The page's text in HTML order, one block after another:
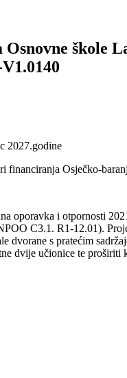
škole
2027.godine
Osječko-
oporavka i otpornosti
C3.1. R1-12.01).
dvorane s pratećim
dvije učionice te